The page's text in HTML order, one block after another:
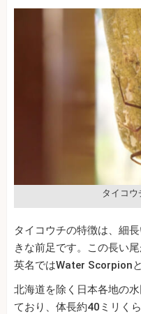
タイコウ
タイコウチの特徴は、細
きな前足です。この長い
英名ではWater Scorpionと
北海道を除く日本各地の
ており、体長約40ミリく